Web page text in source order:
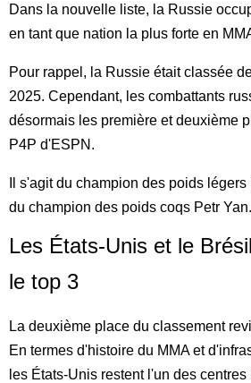
Dans la nouvelle liste, la Russie
en tant que nation la plus forte en
Pour rappel, la Russie était classée
2025. Cependant, les combattants
désormais les première et deuxième
P4P d'ESPN.
Il s'agit du champion des poids
du champion des poids coqs Petr Yan.
Les États-Unis et le
le top 3
La deuxième place du classement
En termes d'histoire du MMA et
les États-Unis restent l'un des